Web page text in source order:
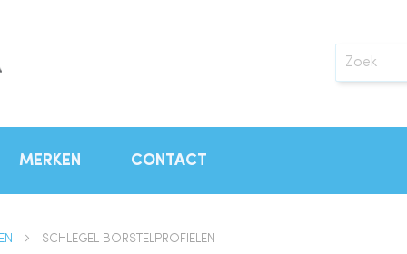
Zoek
MERKEN CONTACT
SCHLEGEL BORSTELPROFIELEN